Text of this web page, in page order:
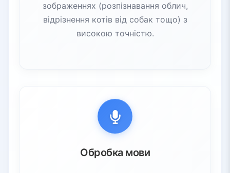
зображеннях (розпізнавання облич,
відрізнення котів від собак тощо) з
високою точністю.
Обробка мови